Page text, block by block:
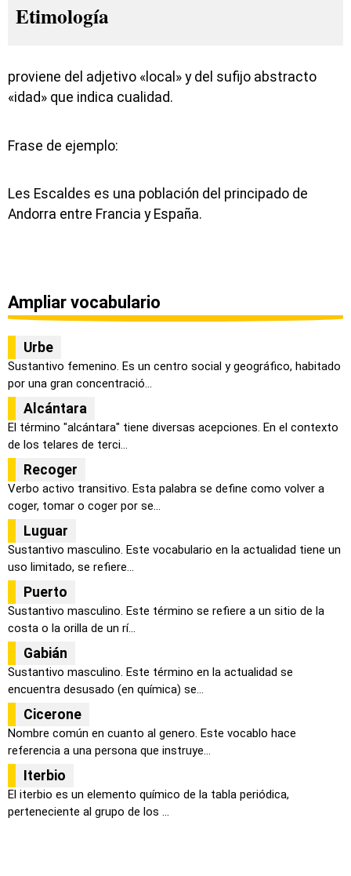
Etimología
proviene del adjetivo «local» y del sufijo abstracto
«idad» que indica cualidad.
Frase de ejemplo:
Les Escaldes es una población del principado de
Andorra entre Francia y España.
Ampliar vocabulario
Urbe
Sustantivo femenino. Es un centro social y geográfico, habitado
por una gran concentració...
Alcántara
El término "alcántara" tiene diversas acepciones. En el contexto
de los telares de terci...
Recoger
Verbo activo transitivo. Esta palabra se define como volver a
coger, tomar o coger por se...
Luguar
Sustantivo masculino. Este vocabulario en la actualidad tiene un
uso limitado, se refiere...
Puerto
Sustantivo masculino. Este término se refiere a un sitio de la
costa o la orilla de un rí...
Gabián
Sustantivo masculino. Este término en la actualidad se
encuentra desusado (en química) se...
Cicerone
Nombre común en cuanto al genero. Este vocablo hace
referencia a una persona que instruye...
Iterbio
El iterbio es un elemento químico de la tabla periódica,
perteneciente al grupo de los ...